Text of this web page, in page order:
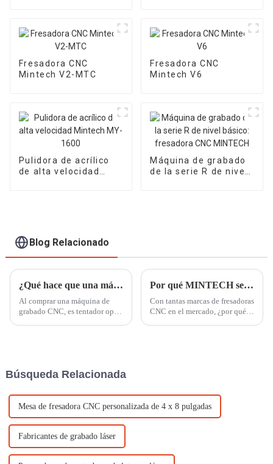
Fresadora CNC
Mintech V2-MTC
Fresadora CNC
Mintech V6
Pulidora de acrílico
de alta velocidad
Máquina de grabado
de la serie R de nivel
Blog Relacionado
¿Qué hace que una máquina de grabado CNC sea realmente rentable?
Al comprar una máquina de
grabado CNC, es tentador optar
Por qué MINTECH se destaca en el mercado de fresadoras CNC
Con tantas marcas de fresadoras
CNC en el mercado, ¿por qué
Búsqueda Relacionada
Mesa de fresadora CNC personalizada de 4 x 8 pulgadas
Fabricantes de grabado láser